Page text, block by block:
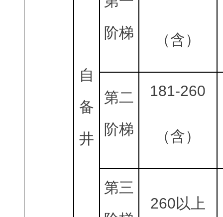
自
备
井
阶梯
（含）
第二
阶梯
181-260
（含）
第三
260以上